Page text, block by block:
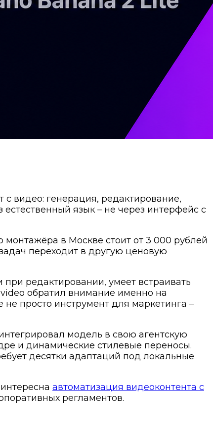
видео: генерация, редактирование,
язык – не через интерфейс с
в Москве стоит от 3 000 рублей
переходит в другую ценовую
редактировании, умеет встраивать
обратил внимание именно на
просто инструмент для маркетинга –
модель в свою агентскую
и динамические стилевые переносы.
десятки адаптаций под локальные
автоматизация видеоконтента с
регламентов.